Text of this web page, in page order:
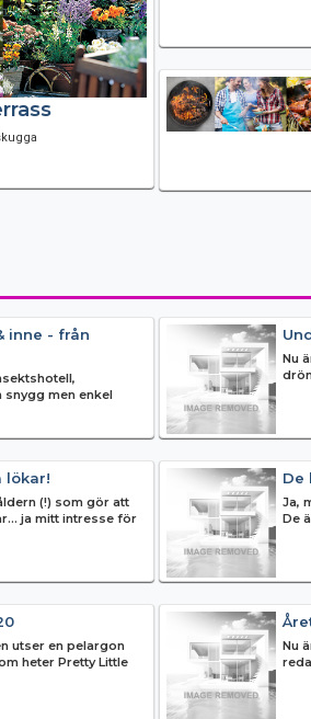
inne - från
men enkel
Nu
lökar!
(!) som gör att
ja mitt intresse för
De
Ja,
De
utser en pelargon
heter Pretty Little
Nu